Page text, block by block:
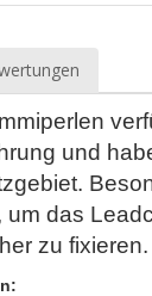
und
um das
zu fixieren.